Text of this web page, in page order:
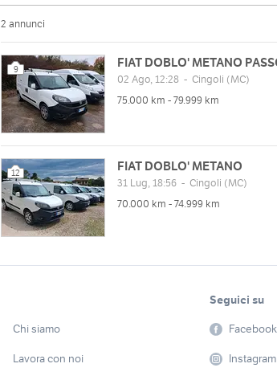
Indirizzo
Località Bachero, 62011 Cingoli MC,
Italia
Mappa
Orari
Lun
Sab
Dom
2 annunci
9 FIAT DOBLO' METANO
02 Ago, 12:28 - Cingoli (MC)
75.000 km - 79.999 km
12 FIAT DOBLO' METANO
31 Lug, 18:56 - Cingoli (MC)
70.000 km - 74.999 km
Chi siamo
Lavora con noi
Seguici su
Facebook
Instagram